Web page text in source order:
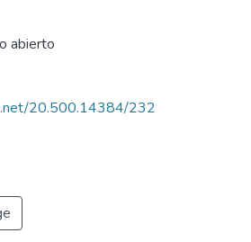
abierto
20.500.14384/232